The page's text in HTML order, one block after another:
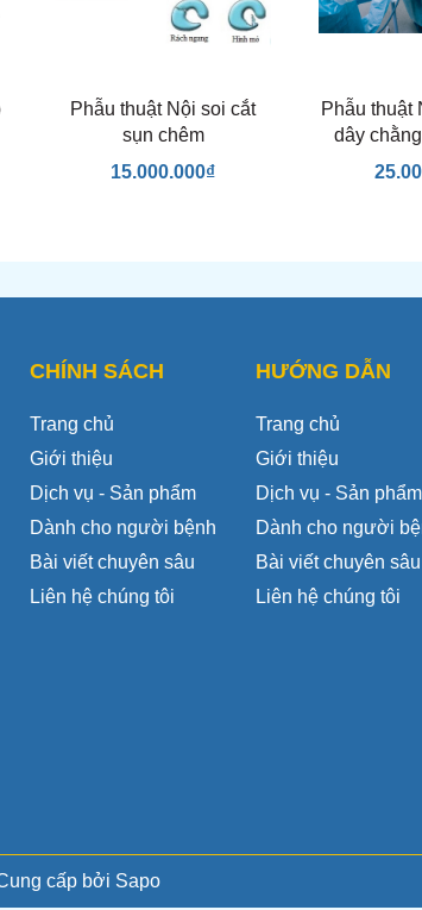
Phẫu thuật Nội soi cắt
sụn chêm
15.000.000₫
Phẫu thuật
dây
CHÍNH SÁCH
Trang chủ
Giới thiệu
Dịch vụ - Sản phẩm
Dành cho người bệnh
Bài viết chuyên sâu
Liên hệ chúng tôi
HƯỚNG DẪN
Trang chủ
Giới thiệu
Dịch vụ - Sản phẩm
Dành cho người
Bài viết chuyên sâu
Liên hệ chúng tôi
cấp bởi Sapo